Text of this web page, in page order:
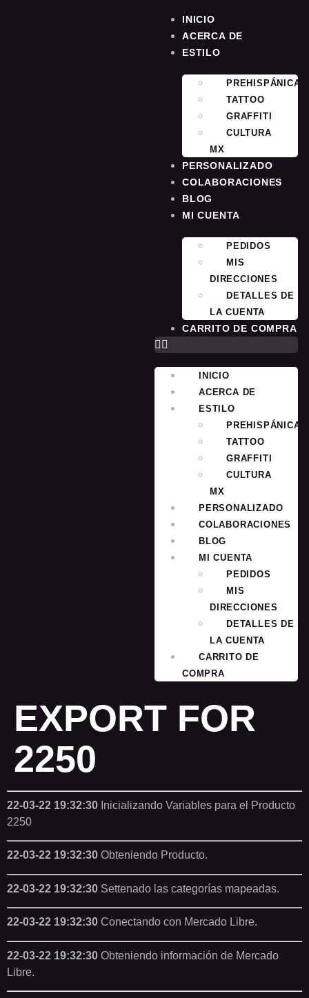
INICIO
ACERCA DE
ESTILO
PREHISPÁNICA
TATTOO
GRAFFITI
CULTURA
MX
PERSONALIZADO
COLABORACIONES
BLOG
MI CUENTA
PEDIDOS
MIS
DIRECCIONES
DETALLES DE
LA CUENTA
CARRITO DE COMPRA
INICIO
ACERCA DE
ESTILO
PREHISPÁNICA
TATTOO
GRAFFITI
CULTURA
MX
PERSONALIZADO
COLABORACIONES
BLOG
MI CUENTA
PEDIDOS
MIS
DIRECCIONES
DETALLES DE
LA CUENTA
CARRITO DE
COMPRA
EXPORT FOR
2250
22-03-22 19:32:30 Inicializando Variables para el Producto
2250
22-03-22 19:32:30 Obteniendo Producto.
22-03-22 19:32:30 Settenado las categorías mapeadas.
22-03-22 19:32:30 Conectando con Mercado Libre.
22-03-22 19:32:30 Obteniendo información de Mercado
Libre.